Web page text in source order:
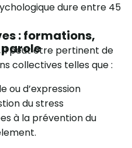
dure entre 45
: formations,
il peut être pertinent de
collectives telles que :
ou d’expression
du stress
à la prévention du